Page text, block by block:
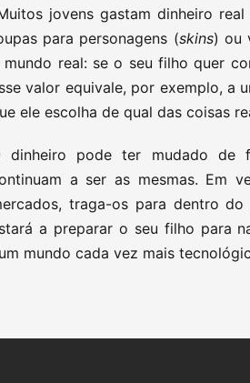
jovens gastam dinheiro
para personagens (skins) ou
mundo real: se o seu filho quer
valor equivale, por exemplo, a
ele escolha de qual das coisas
dinheiro pode ter mudado de
a ser as mesmas. Em
traga-os para dentro
a preparar o seu filho para
mundo cada vez mais